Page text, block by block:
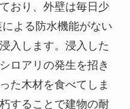
おり、外壁は毎日少
よる防水機能がない
入します。浸入した
ロアリの発生を招き
た木材を食べてしま
することで建物の耐